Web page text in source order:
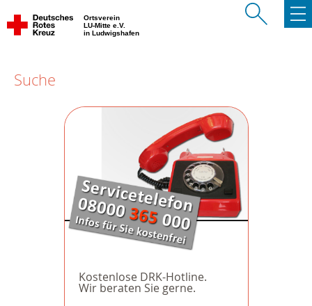
Ortsverein
LU-Mitte e.V.
in Ludwigshafen
Suche
Kostenlose DRK-Hotline.
Wir beraten Sie gerne.